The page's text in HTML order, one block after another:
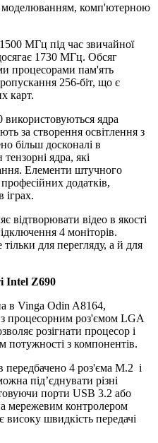
моделюванням, комп'ютерною
МГц під час звичайної
1730 МГц. Обсяг
процесорами пам'ять
256-біт, що є
карт.
ядра
за створення освітлення з
більш досконалі в
ядра, які
Елементи штучного
додатків,
відтворювати відео в якості
4 моніторів.
тільки для перегляду, а й для
Intel Z690
в Vinga Odin A8164,
з процесорним роз'ємом LGA
розігнати процесор і
з компонентів.
передбачено 4 роз'єма M.2 і
під’єднувати різні
порти USB 3.2 або
мережевим контролером
високу швидкість передачі